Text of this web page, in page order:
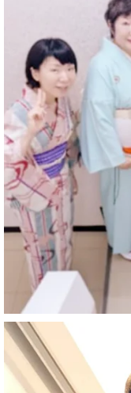
#旅行好きと
マジシャン
お疲れ様です
ブログ更新し
「マジシャ
#企業公式
#旅行好き
#一人旅
#女性マジシ
#出張マジック
#マジシャン
#イリュージ
#和歌山県